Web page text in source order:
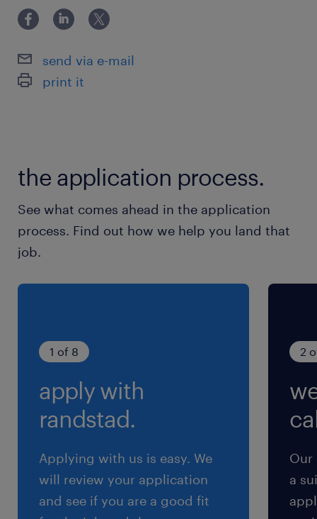
＜出張について＞
・出張先：全国(一都三県、青森、大阪、静岡な
ど)
土日祝日
土日祝休み（完全週休2日制）
就業時間
残業
月10時間程度
※【 上限4万円まで 】支給いたします！(※バス
代支給あり、弊社規定に基づく)
send via e-mail
print it
the application process.
See what comes ahead in the application
process. Find out how we help you land that
job.
1 of 8
apply with
randstad.
Applying with us is easy. We
will review your application
and see if you are a good fit
2
Our
a